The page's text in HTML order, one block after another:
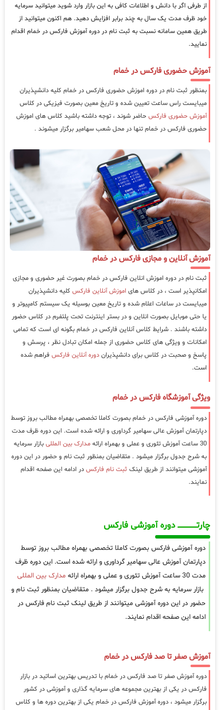
از طرفی اگر با دانش و اطلاعات کافی به این بازار وارد شوید میتوانید سرمایه
خود ظرف مدت یک سال به چند برابر افزایش دهید. هم اکنون میتوانید از
طریق همین سامانه نسبت به ثبت نام در دوره آموزش فارکس در خمام اقدام
نمایید.
آموزش حضوری فارکس در خمام
بمنظور ثبت نام در دوره اموزش حضوری فارکس در خمام کلیه دانشپذیران
میبایست راس ساعت تعیین شده و تاریخ معین بصورت فیزیکی در کلاس
آموزش حضوری فارکس حاضر شوند ، توجه داشته باشید کلاس های اموزش
حضوری فارکس در خمام تنها در محل شعب سهامیر برگزار میشوند .
آموزش آنلاین و مجازی فارکس در خمام
ثبت نام در دوره اموزش انلاین فارکس در خمام بصورت غیر حضوری و مجازی
امکانپذیر است ، در کلاس های اموزش آنلاین فارکس کلیه دانشپذیران
میبایست در ساعات اعلام شده و تاریخ معین بوسیله یک سیستم کامپیوتر و
یا حتی موبایل بصورت انلاین و در بستر اینترنت تحت پلتفرم در کلاس حضور
داشته باشند . شرایط کلاس آنلاین فارکس در خمام بگونه ای است که تمامی
امکانات و ویژگی های کلاس حضوری از جمله امکان تبادل نظر ، پرسش و
پاسخ و صحبت در کلاس برای دانشپذیران دوره آنلاین فارکس فراهم شده
است.
ویژگی آموزشگاه فارکس در خمام
دوره آموزشی فارکس در خمام بصورت کاملا تخصصی بهمراه مطالب بروز توسط
دپارتمان آموزش عالی سهامیر گرداوری و ارائه شده است. این دوره ظرف مدت
30 ساعت آموزش تئوری و عملی و بهمراه ارائه
مدارک بین المللی بازار سرمایه
به شرح جدول برگزار میشود . متقاضیان بمنظور ثبت نام و حضور در این دوره
آموزشی میتوانند از طریق لینک ثبت نام فارکس در ادامه این صفحه اقدام
نمایند.
چارتـــــــــــــــــــ دوره آموزشی فارکس
دوره آموزشی فارکس بصورت کاملا تخصصی بهمراه مطالب بروز توسط
دپارتمان آموزش عالی سهامیر گرداوری و ارائه شده است. این دوره ظرف
مدت 30 ساعت آموزش تئوری و عملی و بهمراه ارائه
مدارک بین المللی
بازار سرمایه به شرح جدول برگزار میشود . متقاضیان بمنظور ثبت نام و
حضور در این دوره آموزشی میتوانند از طریق لینک ثبت نام فارکس در
ادامه این صفحه اقدام نمایند.
آموزش صفر تا صد فارکس در خمام
دوره آموزش صفر تا صد فارکس در خمام با تدریس بهترین اساتید در بازار
فارکس در یکی از بهترین مجموعه های سرمایه گذاری و آموزشی در کشور
برگزار میشود ، دوره آموزش فارکس در خمام یکی از بهترین دوره ها و کلاس